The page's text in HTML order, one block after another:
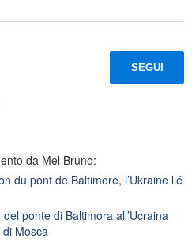
SEGUI
da Mel Bruno:
du pont de Baltimore, l’Ukraine lié
ponte di Baltimora all’Ucraina
Mosca